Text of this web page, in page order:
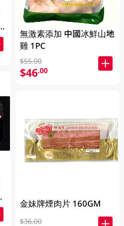
無激素添加 中國冰鮮山地
雞 1PC
$55.00
$46.00
金妹牌煙肉片 160GM
$36.00